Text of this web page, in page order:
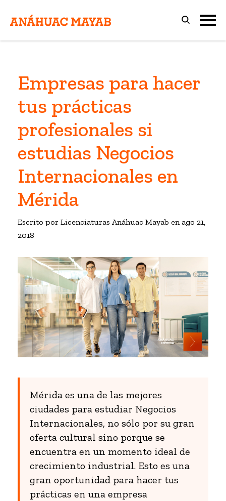
Empresas para hacer
tus prácticas
profesionales si
estudias Negocios
Internacionales en
Mérida
Escrito por Licenciaturas Anáhuac Mayab en ago 21,
2018
Mérida es una de las mejores
ciudades para estudiar Negocios
Internacionales, no sólo por su gran
oferta cultural sino porque se
encuentra en un momento ideal de
crecimiento industrial. Esto es una
gran oportunidad para hacer tus
prácticas en una empresa